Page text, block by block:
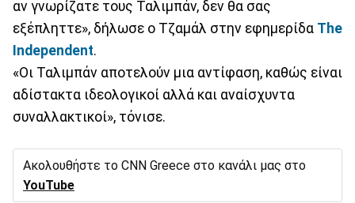
αν γνωρίζατε τους Ταλιμπάν, δεν θα σας
εξέπληττε», δήλωσε ο Τζαμάλ στην εφημερίδα The
Independent.
«Οι Ταλιμπάν αποτελούν μια αντίφαση, καθώς είναι
αδίστακτα ιδεολογικοί αλλά και αναίσχυντα
συναλλακτικοί», τόνισε.
Ακολουθήστε το CNN Greece στο κανάλι μας στο
YouTube